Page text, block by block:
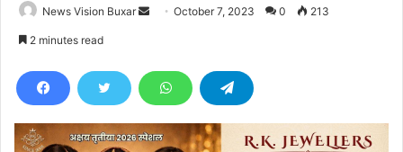
News Vision Buxar
d
e
October 7, 2023 0 213
2 minutes read